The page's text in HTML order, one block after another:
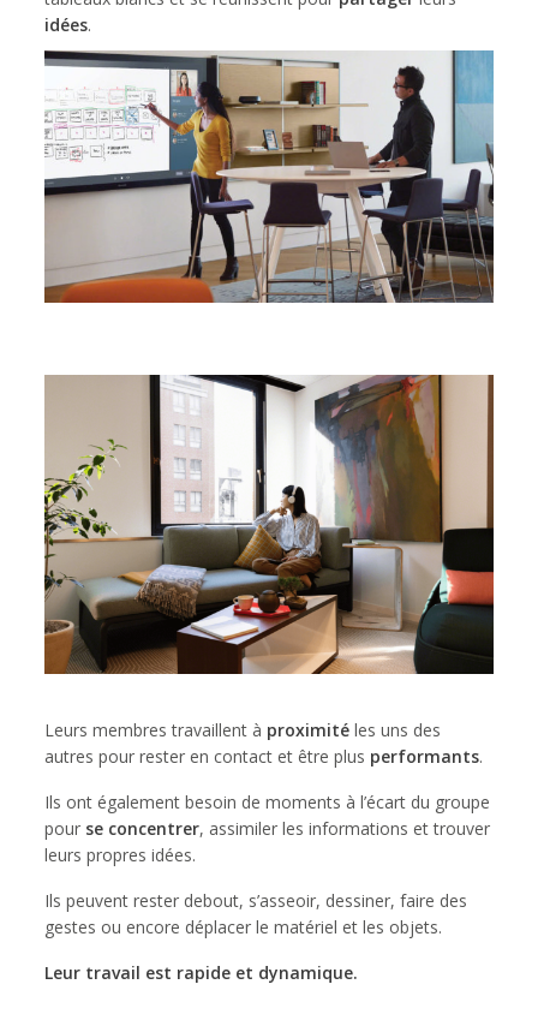
idées.
Leurs membres travaillent à proximitéles uns des
autres pour rester en contact et être plus performants.
Ils ont également besoin de moments à l’écart du groupe
pour se concentrer, assimiler les informations et trouver
leurs propres idées.
Ils peuvent rester debout, s’asseoir, dessiner, faire des
gestes ou encore déplacer le matériel et les objets.
Leur travail est rapide et dynamique.